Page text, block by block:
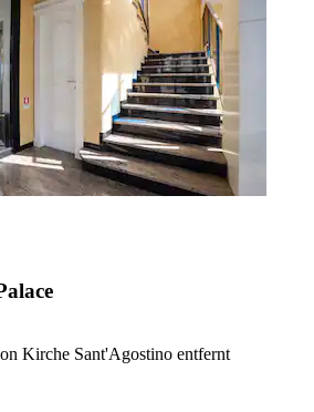
Kirche Sant'Agostino entfernt